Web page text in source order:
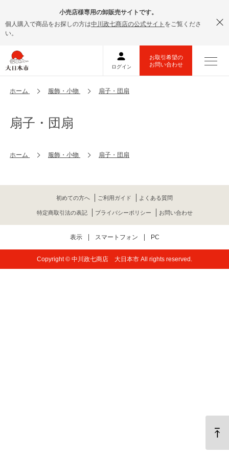
小売店様専用の卸販売サイトです。
個人購入で商品をお探しの方は中川政七商店の公式サイト をご覧くださ
い。
ホーム 服飾・小物 扇子・団扇
扇子・団扇
ホーム 服飾・小物 扇子・団扇
初めての方へ ご利用ガイド よくある質問
特定商取引法の表記 プライバシーポリシー お問い合わせ
表示 スマートフォン PC
Copyright © 中川政七商店 大日本市 All rights reserved.